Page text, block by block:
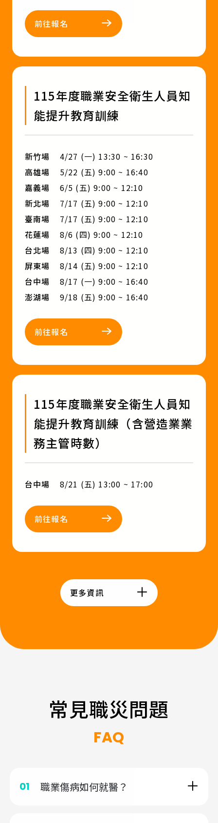
前往報名
115年度職業安全衛生人員知
能提升教育訓練
新竹場
4/27 (一) 13:30 ~ 16:30
高雄場
5/22 (五) 9:00 ~ 16:40
嘉義場
6/5 (五) 9:00 ~ 12:10
新北場
7/17 (五) 9:00 ~ 12:10
臺南場
7/17 (五) 9:00 ~ 12:10
花蓮場
8/6 (四) 9:00 ~ 12:10
台北場
8/13 (四) 9:00 ~ 12:10
屏東場
8/14 (五) 9:00 ~ 12:10
台中場
8/17 (一) 9:00 ~ 16:40
澎湖場
9/18 (五) 9:00 ~ 16:40
前往報名
115年度職業安全衛生人員知
能提升教育訓練（含營造業業
務主管時數）
台中場 8/21 (五) 13:00 ~ 17:00
前往報名
更多資訊
常見職災問題
FAQ
01 職業傷病如何就醫？